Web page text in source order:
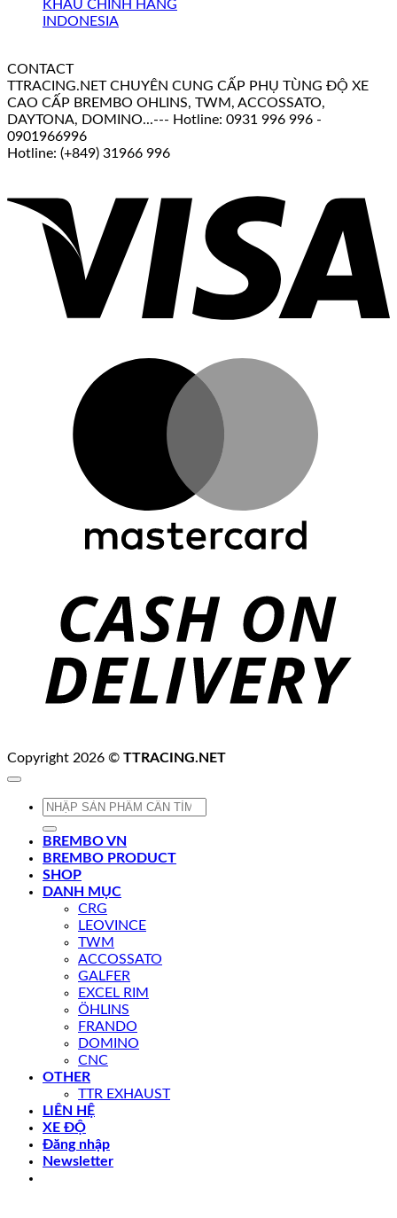
CONTACT
TTRACING.NET CHUYÊN CUNG CẤP PHỤ TÙNG ĐỘ XE
CAO CẤP BREMBO OHLINS, TWM, ACCOSSATO,
DAYTONA, DOMINO...--- Hotline: 0931 996 996 -
0901966996
Hotline: (+849) 31966 996
Copyright 2026 © TTRACING.NET
Tìm
BREMBO VN
BREMBO PRODUCT
SHOP
DANH MỤC
CRG
LEOVINCE
TWM
ACCOSSATO
GALFER
EXCEL RIM
ÖHLINS
FRANDO
DOMINO
CNC
OTHER
TTR EXHAUST
LIÊN HỆ
XE ĐỘ
Đăng nhập
Newsletter